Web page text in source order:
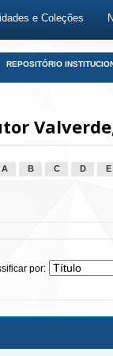
e Coleções
REPOSITÓRIO
A B C D E
por: